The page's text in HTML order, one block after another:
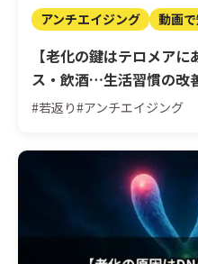
アンチエイジング 動画
【老化の鍵はテロメア
ス・飲酒…生活習慣の改
り”は可能なのか？ 後編
#若返り#アンチエイジング